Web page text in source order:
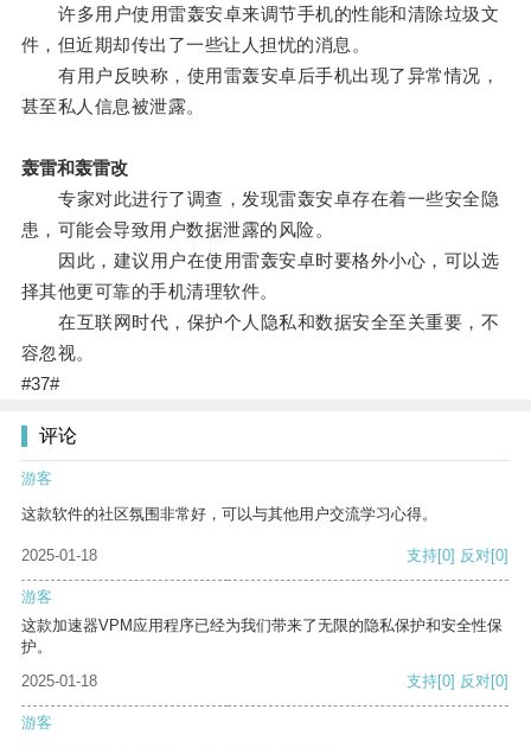
许多用户使用雷轰安卓来调节手机的性能和清除垃圾文
件，但近期却传出了一些让人担忧的消息。
有用户反映称，使用雷轰安卓后手机出现了异常情况，
甚至私人信息被泄露。
轰雷和轰雷改
专家对此进行了调查，发现雷轰安卓存在着一些安全隐
患，可能会导致用户数据泄露的风险。
因此，建议用户在使用雷轰安卓时要格外小心，可以选
择其他更可靠的手机清理软件。
在互联网时代，保护个人隐私和数据安全至关重要，不
容忽视。
#37#
评论
游客
这款软件的社区氛围非常好，可以与其他用户交流学习心得。
2025-01-18 支持[0] 反对[0]
游客
这款加速器VPM应用程序已经为我们带来了无限的隐私保护和安全性保
护。
2025-01-18
支持[0] 反对[0]
游客